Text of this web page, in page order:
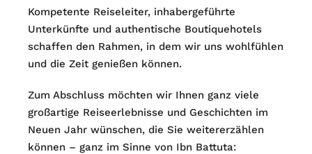
Kompetente Reiseleiter, inhabergeführte
Unterkünfte und authentische Boutiquehotels
schaffen den Rahmen, in dem wir uns wohlfühlen
und die Zeit genießen können.
Zum Abschluss möchten wir Ihnen ganz viele
großartige Reiseerlebnisse und Geschichten im
Neuen Jahr wünschen, die Sie weitererzählen
können – ganz im Sinne von Ibn Battuta: